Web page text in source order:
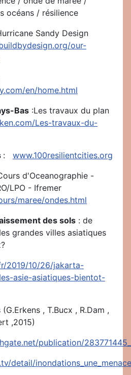
océans / résilience
Sandy Design
our-
en/home.html
Bas :Les travaux du plan
Les-travaux-du-
: www.100resilientcities.org
d'Oceanographie -
LPO - Ifremer
maree/ondes.html
des sols : de
grandes villes asiatiques
2019/10/26/jakarta-
asie-asiatiques-bientot-
, T.Bucx , R.Dam ,
,2015)
publication/
detail/